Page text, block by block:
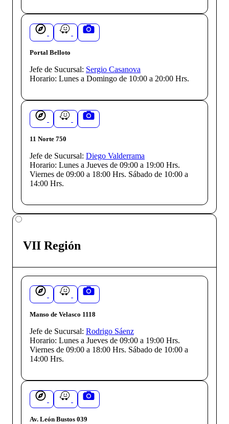
Portal Belloto
Jefe de Sucursal: Sergio Casanova
Horario: Lunes a Domingo de 10:00 a 20:00 Hrs.
11 Norte 750
Jefe de Sucursal: Diego Valderrama
Horario: Lunes a Jueves de 09:00 a 19:00 Hrs.
Viernes de 09:00 a 18:00 Hrs. Sábado de 10:00 a
14:00 Hrs.
VII Región
Manso de Velasco 1118
Jefe de Sucursal: Rodrigo Sáenz
Horario: Lunes a Jueves de 09:00 a 19:00 Hrs.
Viernes de 09:00 a 18:00 Hrs. Sábado de 10:00 a
14:00 Hrs.
Av. León Bustos 039